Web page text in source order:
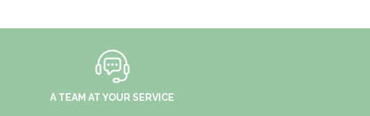
A TEAM AT YOUR SERVICE